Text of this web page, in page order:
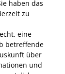
haben das
zu
eine
betreffende
über
und